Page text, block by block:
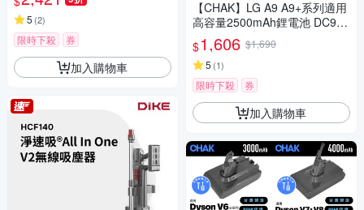
5 (2)
限時下殺 券
加入購物車
【CHAK】LG A9 A9+系列適用
高容量2500mAh鋰電池 DC902
5(LG 副廠電池 樂金吸塵器配
件)
$1,606 $1,690
5 (1)
限時下殺 券
加入購物車